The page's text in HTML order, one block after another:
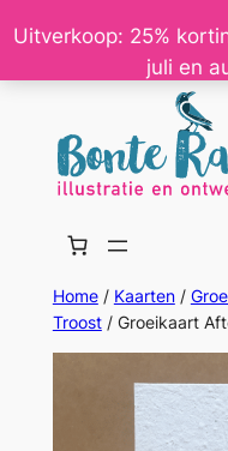
Uitverkoop: 25%
juli en
Ga
de
Home/ Kaarten/
Troost/ Groeikaart